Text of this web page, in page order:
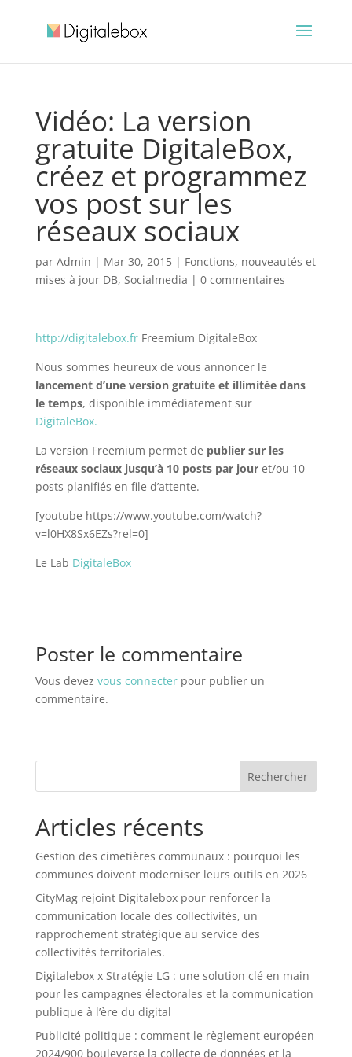
Vidéo: La version
gratuite DigitaleBox,
créez et programmez
vos post sur les
réseaux sociaux
par Admin | Mar 30, 2015| Fonctions, nouveautés et
mises à jour DB, Socialmedia | 0 commentaires
http://digitalebox.frFreemium DigitaleBox
Nous sommes heureux de vous annoncer le
lancement d’une version gratuite et illimitée dans
le temps, disponible immédiatement sur
DigitaleBox.
La version Freemium permet de publier sur les
réseaux sociaux jusqu’à 10 posts par jouret/ou 10
posts planifiés en file d’attente.
[youtube https://www.youtube.com/watch?
v=l0HX8Sx6EZs?rel=0]
Le Lab DigitaleBox
Poster le commentaire
Vous devez vous connecterpour publier un
commentaire.
Rechercher
Articles récents
Gestion des cimetières communaux : pourquoi les
communes doivent moderniser leurs outils en 2026
CityMag rejoint Digitalebox pour renforcer la
communication locale des collectivités, un
rapprochement stratégique au service des
collectivités territoriales.
Digitalebox x Stratégie LG : une solution clé en main
pour les campagnes électorales et la communication
publique à l’ère du digital
Publicité politique : comment le règlement européen
2024/900 bouleverse la collecte de données et la